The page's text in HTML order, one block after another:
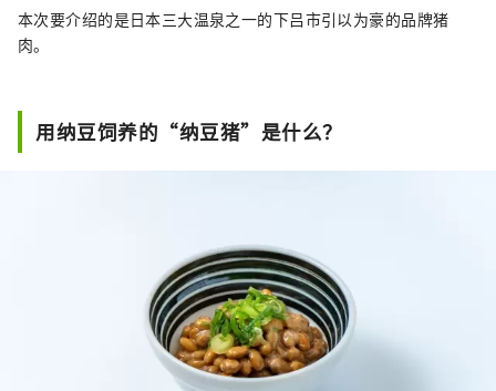
本次要介绍的是日本三大温泉之一的下吕市引以为豪的品牌猪
肉。
用纳豆饲养的“纳豆猪”是什么？